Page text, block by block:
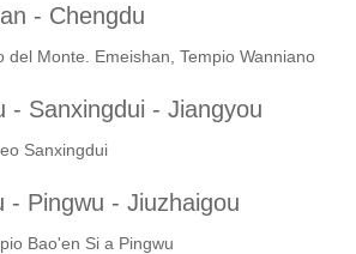
- Chengdu
del Monte. Emeishan, Tempio Wanniano
- Sanxingdui - Jiangyou
Sanxingdui
- Pingwu - Jiuzhaigou
Bao'en Si a Pingwu